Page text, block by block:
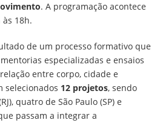
. A programação acontece
18h.
de um processo formativo que
especializadas e ensaios
entre corpo, cidade e
selecionados 12 projetos, sendo
quatro de São Paulo (SP) e
passam a integrar a